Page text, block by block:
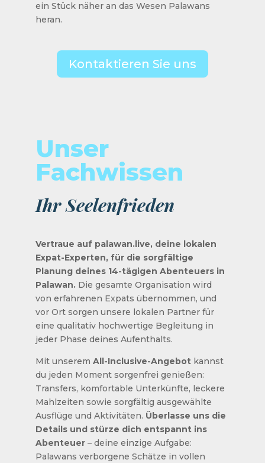
ein Stück näher an das Wesen Palawans
heran.
Kontaktieren Sie uns
Unser
Fachwissen
Ihr Seelenfrieden
Vertraue auf palawan.live, deine lokalen
Expat-Experten, für die sorgfältige
Planung deines 14-tägigen Abenteuers in
Palawan. Die gesamte Organisation wird
von erfahrenen Expats übernommen, und
vor Ort sorgen unsere lokalen Partner für
eine qualitativ hochwertige Begleitung in
jeder Phase deines Aufenthalts.
Mit unserem All-Inclusive-Angebot kannst
du jeden Moment sorgenfrei genießen:
Transfers, komfortable Unterkünfte, leckere
Mahlzeiten sowie sorgfältig ausgewählte
Ausflüge und Aktivitäten. Überlasse uns die
Details und stürze dich entspannt ins
Abenteuer – deine einzige Aufgabe:
Palawans verborgene Schätze in vollen